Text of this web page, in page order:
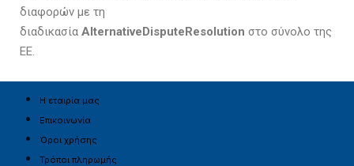
διαφορών με τη
διαδικασία AlternativeDisputeResolution στο σύνολο της
ΕΕ.
Η εταιρία μας
Επικοινωνία
Όροι χρήσης
Τρόποι πληρωμής